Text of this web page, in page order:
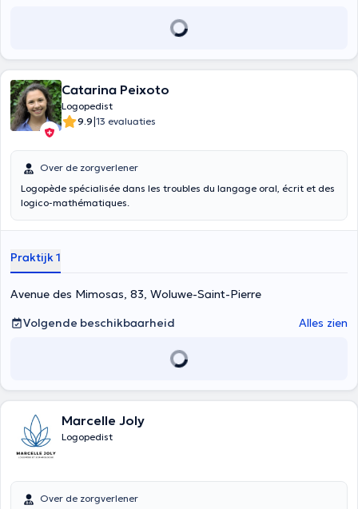
Catarina Peixoto
Logopedist
9.9|13 evaluaties
Over de zorgverlener
Logopède spécialisée dans les troubles du langage oral, écrit et des
logico-mathématiques.
Praktijk 1
Avenue des Mimosas, 83, Woluwe-Saint-Pierre
Volgende beschikbaarheid
Alles zien
Marcelle Joly
Logopedist
Over de zorgverlener